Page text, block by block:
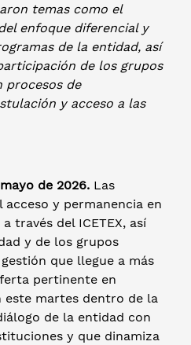
temas como el
enfoque diferencial y
de la entidad, así
de los grupos
procesos de
y acceso a las
de 2026. Las
y permanencia en
través del ICETEX, así
y de los grupos
que llegue a más
pertinente en
este martes dentro de la
de la entidad con
y que dinamiza